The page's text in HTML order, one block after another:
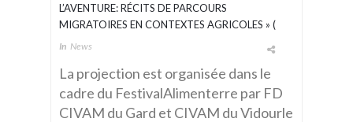
L’AVENTURE: RÉCITS DE PARCOURS
MIGRATOIRES EN CONTEXTES AGRICOLES » (
23/11/23 À 19H00 AU CART )
In News
La projection est organisée dans le
cadre du FestivalAlimenterre par FD
CIVAM du Gard et CIVAM du Vidourle